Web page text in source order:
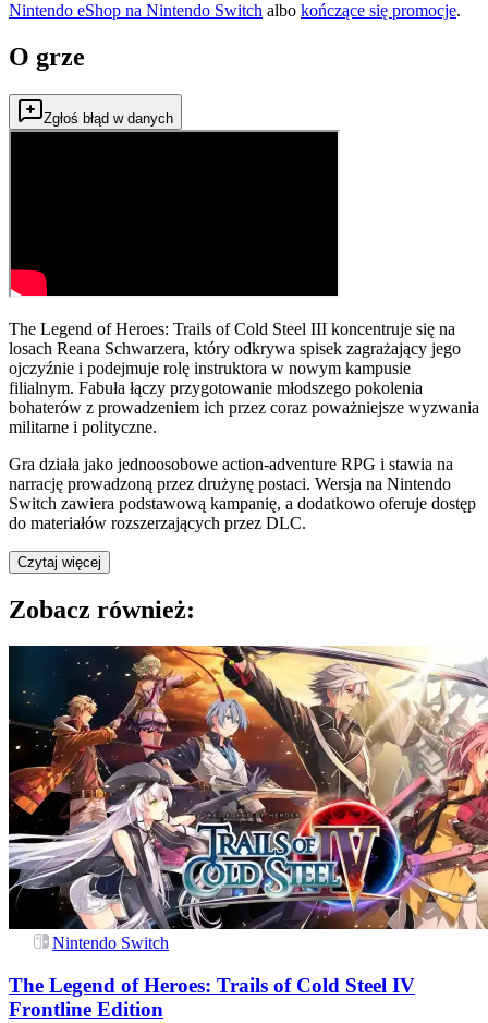
Nintendo eShop na Nintendo Switch albo kończące się promocje.
O grze
Zgłoś błąd w danych
The Legend of Heroes: Trails of Cold Steel III koncentruje się na
losach Reana Schwarzera, który odkrywa spisek zagrażający jego
ojczyźnie i podejmuje rolę instruktora w nowym kampusie
filialnym. Fabuła łączy przygotowanie młodszego pokolenia
bohaterów z prowadzeniem ich przez coraz poważniejsze wyzwania
militarne i polityczne.
Gra działa jako jednoosobowe action-adventure RPG i stawia na
narrację prowadzoną przez drużynę postaci. Wersja na Nintendo
Switch zawiera podstawową kampanię, a dodatkowo oferuje dostęp
do materiałów rozszerzających przez DLC.
Czytaj więcej
Zobacz również:
Nintendo Switch
The Legend of Heroes: Trails of Cold Steel IV
Frontline Edition